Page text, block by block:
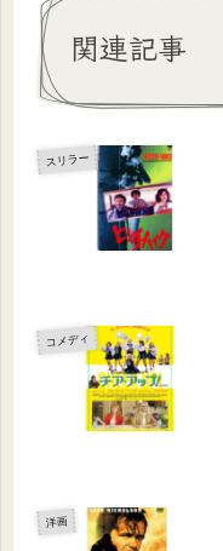
関連記事
スリラー
コメディ
洋画